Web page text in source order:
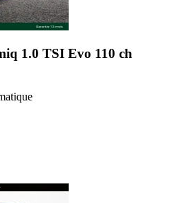
1.0 TSI Evo 110 ch